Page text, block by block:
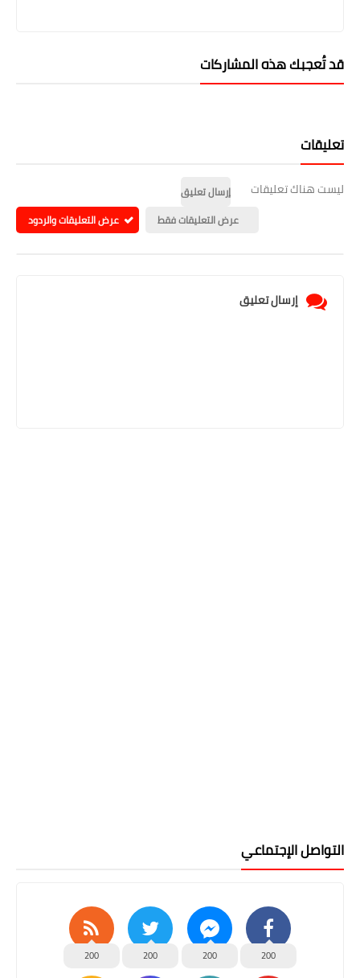
قد تُعجبك هذه المشاركات
تعليقات
ليست هناك تعليقات
إرسال تعليق
عرض التعليقات فقط
عرض التعليقات والردود
إرسال تعليق
التواصل الإجتماعي
200
200
200
200